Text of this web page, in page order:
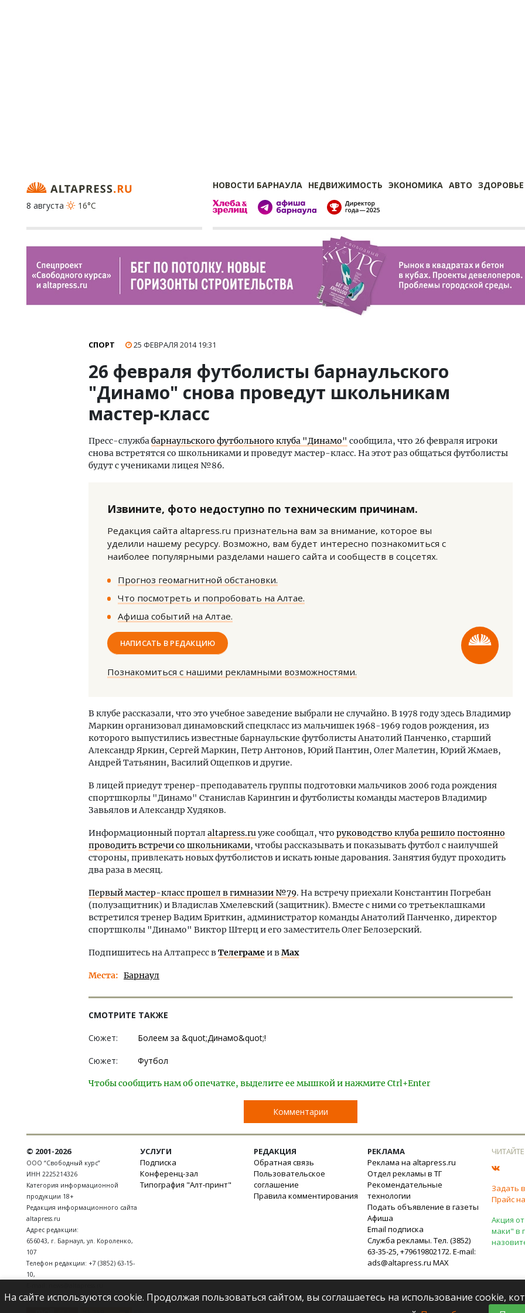
НОВОСТИ БАРНАУЛА НЕДВИЖИМОСТЬ ЭКОНОМИКА АВТО ЗДОРОВЬЕ
8 августа
16°C
СПОРТ 25 ФЕВРАЛЯ 201419:31
26 февраля футболисты барнаульского
"Динамо" снова проведут школьникам
мастер-класс
Пресс-службабарнаульского футбольного клуба "Динамо" сообщила, что 26 февраля игроки
снова встретятся со школьниками и проведут мастер-класс. На этот раз общаться футболисты
будут с учениками лицея №86.
Извините, фото недоступно по техническим причинам.
Редакция сайта altapress.ru признательна вам за внимание, которое вы
уделили нашему ресурсу. Возможно, вам будет интересно познакомиться с
наиболее популярными разделами нашего сайта и сообществ в соцсетях.
Прогноз геомагнитной обстановки.
Что посмотреть и попробовать на Алтае.
Афиша событий на Алтае.
НАПИСАТЬ В РЕДАКЦИЮ
Познакомиться с нашими рекламными возможностями.
В клубе рассказали, что это учебное заведение выбрали не случайно. В 1978 году здесь Владимир
Маркин организовал динамовский спецкласс из мальчишек 1968-1969 годов рождения, из
которого выпустились известные барнаульские футболисты Анатолий Панченко, старший
Александр Яркин, Сергей Маркин, Петр Антонов, Юрий Пантин, Олег Малетин, Юрий Жмаев,
Андрей Татьянин, Василий Ощепков и другие.
В лицей приедут тренер-преподаватель группы подготовки мальчиков 2006 года рождения
спортшкорлы "Динамо" Станислав Карингин и футболисты команды мастеров Владимир
Завьялов и Александр Худяков.
Информационный порталaltapress.ruуже сообщал, что руководство клуба решило постоянно
проводить встречи со школьниками, чтобы рассказывать и показывать футбол с наилучшей
стороны, привлекать новых футболистов и искать юные дарования. Занятия будут проходить
два раза в месяц.
Первый мастер-класс прошел в гимназии №79. На встречу приехали Константин Погребан
(полузащитник) и Владислав Хмелевский (защитник). Вместе с ними со третьеклашками
встретился тренер Вадим Бриткин, администратор команды Анатолий Панченко, директор
спортшколы "Динамо" Виктор Штерц и его заместитель Олег Белозерский.
Подпишитесь на Алтапресс вТелеграмеи вMax
Места Барнаул
СМОТРИТЕ ТАКЖЕ
Сюжет: Болеем за &quot;Динамо&quot;!
Сюжет: Футбол
Чтобы сообщить нам об опечатке, выделите ее мышкой и нажмите Ctrl+Enter
Комментарии
СТРОИТЕЛЬСТВО
«Жилищной инициативы»
Гатилов — о том, как
оставаться на плаву,
© 2001-2026
ООО “Свободный курс”
ИНН 2225214326
Категория информационной
продукции 18+
Редакция информационного сайта
altapress.ru
Адрес редакции:
656043, г. Барнаул, ул. Короленко,
107
Телефон редакции: +7 (3852) 63-15-
10,
УСЛУГИ
Подписка
Конференц-зал
Типография "Алт-принт"
РЕДАКЦИЯ
Обратная связь
Пользовательское
соглашение
Правила комментирования
РЕКЛАМА
Реклама на altapress.ru
Отдел рекламы в ТГ
Рекомендательные
технологии
Подать объявление в газеты
Афиша
Email подписка
Служба рекламы. Тел. (3852)
63-35-25, +79619802172. E-mail:
ads@altapress.ru MAX
Задать
Прайс
Акция
маки" в
На сайте используются cookie. Продолжая пользоваться сайтом, вы соглашаетесь на использование cookie,